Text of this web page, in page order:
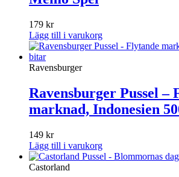
179 kr
Lägg till i varukorg
Ravensburger
Ravensburger Pussel –
marknad, Indonesien
149 kr
Lägg till i varukorg
Castorland